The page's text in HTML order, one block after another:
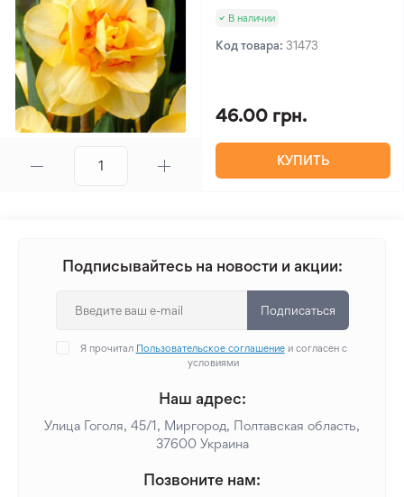
В наличии
Код товара: 31473
46.00 грн.
КУПИТЬ
Подписывайтесь на новости и акции:
Подписаться
Я прочитал Пользовательское соглашениеи согласен с
условиями
Наш адрес:
Улица Гоголя, 45/1, Миргород, Полтавская область,
37600 Украина
Позвоните нам: